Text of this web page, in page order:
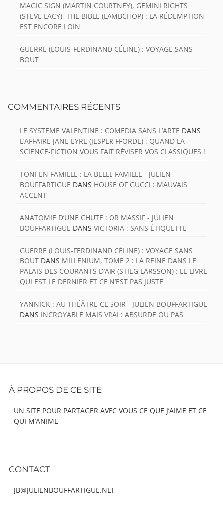
MAGIC SIGN (MARTIN COURTNEY), GEMINI RIGHTS
(STEVE LACY), THE BIBLE (LAMBCHOP) : LA RÉDEMPTION
EST ENCORE LOIN
GUERRE (LOUIS-FERDINAND CÉLINE) : VOYAGE SANS
BOUT
COMMENTAIRES RÉCENTS
LE SYSTEME VALENTINE : COMEDIA SANS L’ARTE DANS
L’AFFAIRE JANE EYRE (JESPER FFORDE) : QUAND LA
SCIENCE-FICTION VOUS FAIT RÉVISER VOS CLASSIQUES !
TONI EN FAMILLE : LA BELLE FAMILLE - JULIEN
BOUFFARTIGUE DANS HOUSE OF GUCCI : MAUVAIS
ACCENT
ANATOMIE D’UNE CHUTE : OR MASSIF - JULIEN
BOUFFARTIGUE DANS VICTORIA : SANS ÉTIQUETTE
GUERRE (LOUIS-FERDINAND CÉLINE) : VOYAGE SANS
BOUT DANS MILLENIUM, TOME 2 : LA REINE DANS LE
PALAIS DES COURANTS D’AIR (STIEG LARSSON) : LE LIVRE
QUI EST LE DERNIER ET CE N’EST PAS JUSTE
YANNICK : AU THÉÂTRE CE SOIR - JULIEN BOUFFARTIGUE
DANS INCROYABLE MAIS VRAI : ABSURDE OU PAS
Content
À PROPOS DE CE SITE
UN SITE POUR PARTAGER AVEC VOUS CE QUE J’AIME ET CE
QUI M’ANIME
CONTACT
JB@JULIENBOUFFARTIGUE.NET